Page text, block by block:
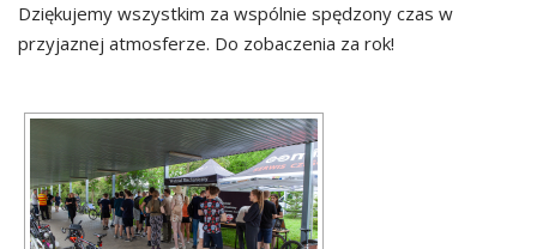
Dziękujemy wszystkim za wspólnie spędzony czas w
przyjaznej atmosferze. Do zobaczenia za rok!